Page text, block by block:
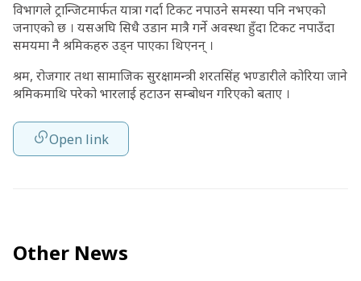
विभागले ट्रान्जिटमार्फत यात्रा गर्दा टिकट नपाउने समस्या पनि नभएको
जनाएको छ । यसअघि सिधै उडान मात्रै गर्ने अवस्था हुँदा टिकट नपाउँदा
समयमा नै श्रमिकहरु उड्न पाएका थिएनन् ।
श्रम, रोजगार तथा सामाजिक सुरक्षामन्त्री शरतसिंह भण्डारीले कोरिया जाने
श्रमिकमाथि परेको भारलाई हटाउन सम्बोधन गरिएको बताए ।
Open link
Other News